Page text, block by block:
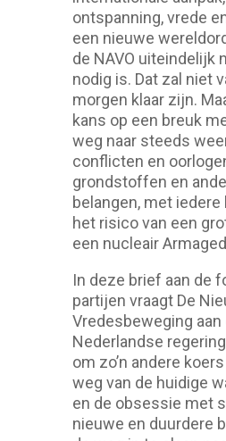
ontspanning, vrede
een nieuwe
de NAVO uiteindelijk
nodig is. Dat zal niet
morgen klaar zijn.
kans op een breuk
weg naar steeds
conflicten en
grondstoffen en
belangen, met
het risico van een
een nucleair
In deze brief aan de
partijen vraagt De
Vredesbeweging aan
Nederlandse
om zo’n andere
weg van de huidige
en de obsessie met
nieuwe en duurdere